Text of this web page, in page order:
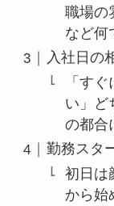
職場の
など何
入社日の
「す
い」ど
の都合
勤務スタ
初日は
から始